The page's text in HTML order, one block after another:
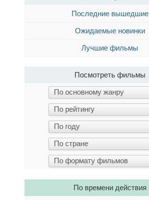
Последние вышедшие
Ожидаемые новинки
Лучшие фильмы
Посмотреть фильмы
По времени действия